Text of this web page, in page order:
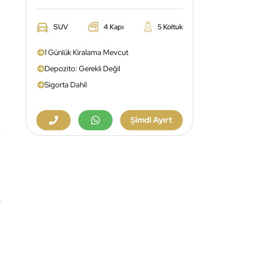
SUV 4 Kapı 5 Koltuk
1 Günlük Kiralama Mevcut
Depozito: Gerekli Değil
Sigorta Dahil
Şimdi Ayırt